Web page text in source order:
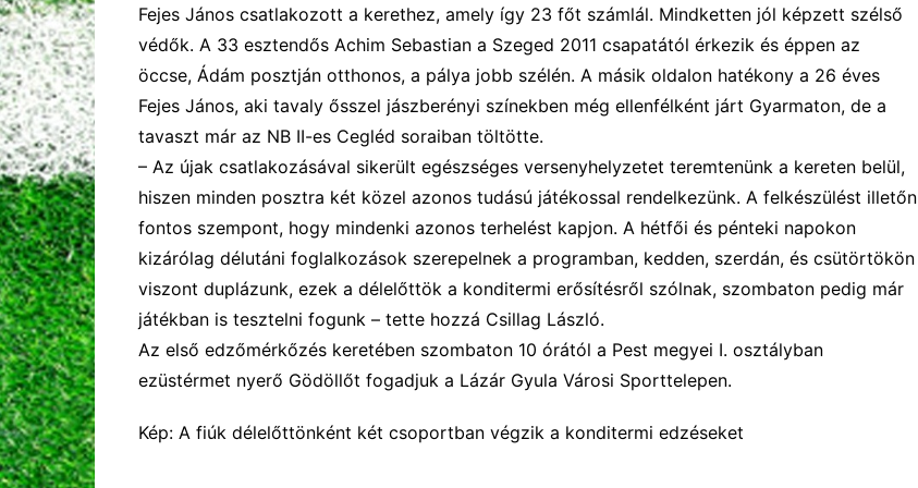
Fejes János csatlakozott a kerethez, amely így 23 főt számlál. Mindketten jól képzett szélső
védők. A 33 esztendős Achim Sebastian a Szeged 2011 csapatától érkezik és éppen az
öccse, Ádám posztján otthonos, a pálya jobb szélén. A másik oldalon hatékony a 26 éves
Fejes János, aki tavaly ősszel jászberényi színekben még ellenfélként járt Gyarmaton, de a
tavaszt már az NB II-es Cegléd soraiban töltötte.
– Az újak csatlakozásával sikerült egészséges versenyhelyzetet teremtenünk a kereten belül,
hiszen minden posztra két közel azonos tudású játékossal rendelkezünk. A felkészülést illetőn
fontos szempont, hogy mindenki azonos terhelést kapjon. A hétfői és pénteki napokon
kizárólag délutáni foglalkozások szerepelnek a programban, kedden, szerdán, és csütörtökön
viszont duplázunk, ezek a délelőttök a konditermi erősítésről szólnak, szombaton pedig már
játékban is tesztelni fogunk – tette hozzá Csillag László.
Az első edzőmérkőzés keretében szombaton 10 órától a Pest megyei I. osztályban
ezüstérmet nyerő Gödöllőt fogadjuk a Lázár Gyula Városi Sporttelepen.
Kép: A fiúk délelőttönként két csoportban végzik a konditermi edzéseket